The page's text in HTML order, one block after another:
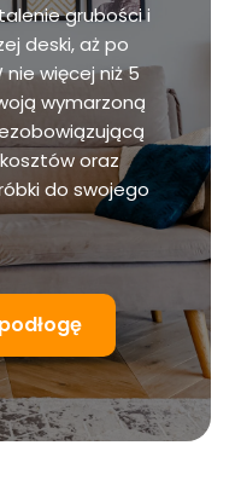
grubości i
deski, aż po
więcej niż 5
wymarzoną
oraz
do swojego